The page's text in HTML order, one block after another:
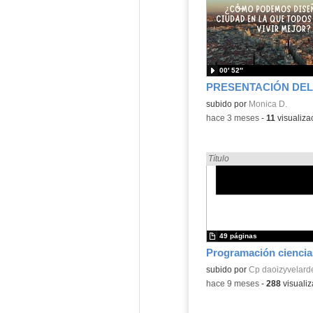
Contenido educativo.
subido por Monica D.
00′ 52″
-hace 3 meses- 11
Encontrado «Ciencias
Título
Contenido educativo.
subido por Cp
49 páginas
-hace 9 meses- 288